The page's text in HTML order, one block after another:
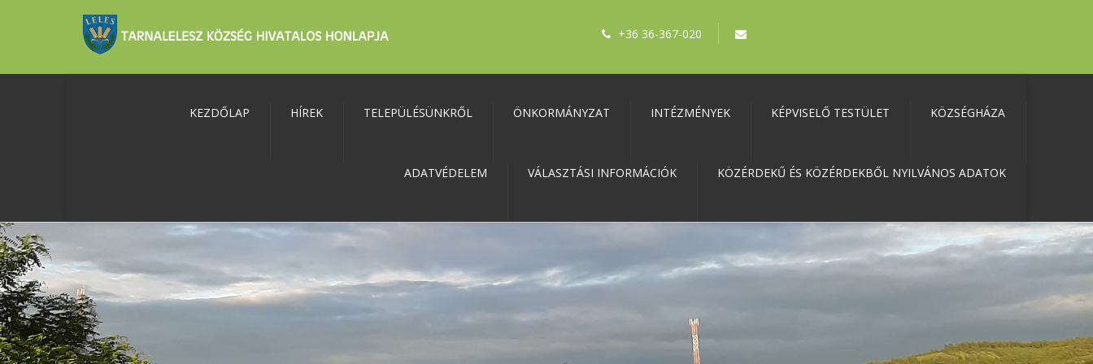
+36 36-367-020
KEZDŐLAP HÍREK TELEPÜLÉSÜNKRŐL ÖNKORMÁNYZAT INTÉZMÉNYEK KÉPVISELŐ TESTÜLET KÖZSÉGHÁZA
ADATVÉDELEM VÁLASZTÁSI INFORMÁCIÓK KÖZÉRDEKŰ ÉS KÖZÉRDEKBŐL NYILVÁNOS ADATOK